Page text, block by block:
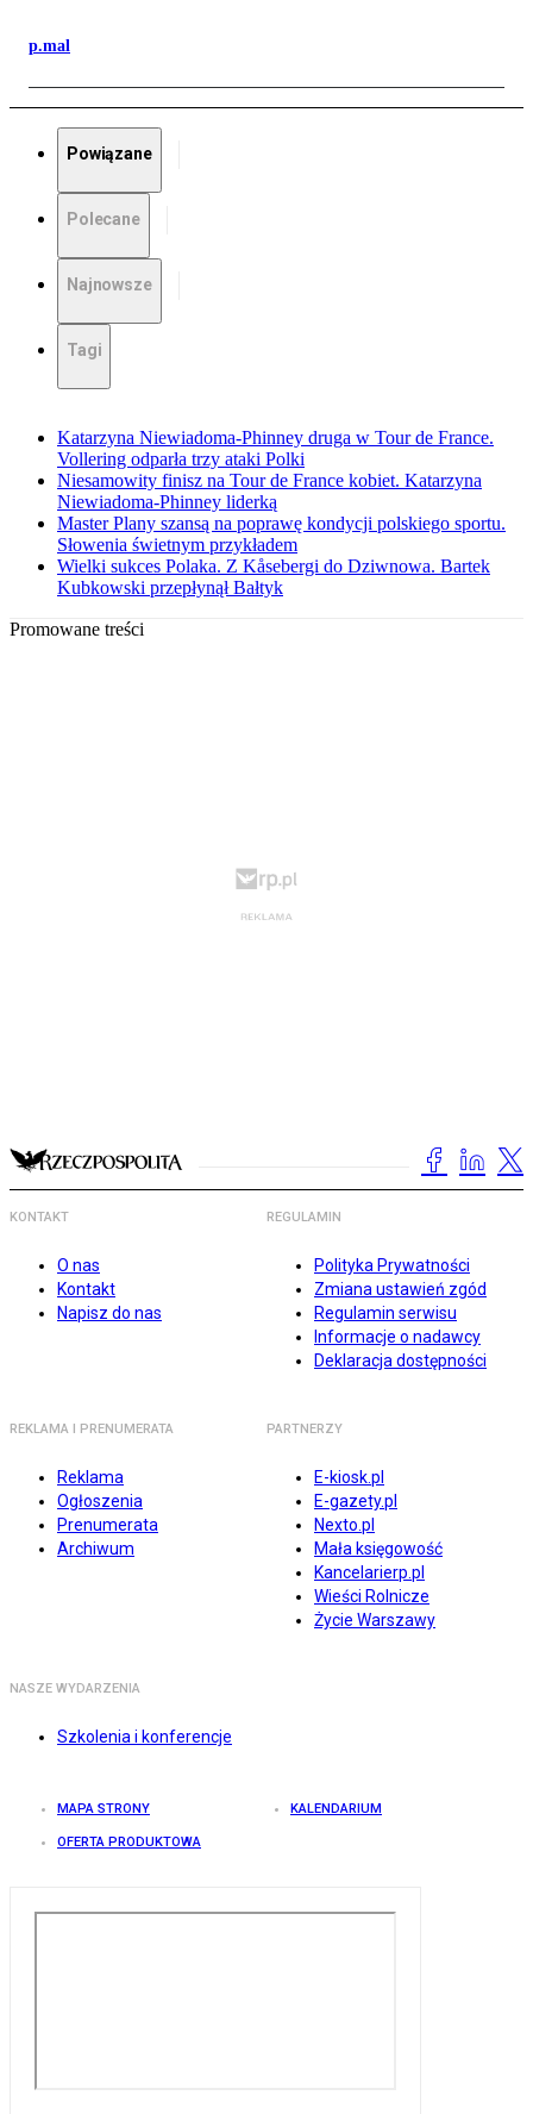
p.mal
Powiązane
Polecane
Najnowsze
Tagi
Katarzyna Niewiadoma-Phinney druga w Tour de France.
Vollering odparła trzy ataki Polki
Niesamowity finisz na Tour de France kobiet. Katarzyna
Niewiadoma-Phinney liderką
Master Plany szansą na poprawę kondycji polskiego sportu.
Słowenia świetnym przykładem
Wielki sukces Polaka. Z Kåsebergi do Dziwnowa. Bartek
Kubkowski przepłynął Bałtyk
Promowane treści
KONTAKT
O nas
Kontakt
Napisz do nas
REGULAMIN
Polityka Prywatności
Zmiana ustawień zgód
Regulamin serwisu
Informacje o nadawcy
Deklaracja dostępności
REKLAMA I PRENUMERATA
Reklama
Ogłoszenia
Prenumerata
Archiwum
PARTNERZY
E-kiosk.pl
E-gazety.pl
Nexto.pl
Mała księgowość
Kancelarierp.pl
Wieści Rolnicze
Życie Warszawy
NASZE WYDARZENIA
Szkolenia i konferencje
MAPA STRONY KALENDARIUM
OFERTA PRODUKTOWA